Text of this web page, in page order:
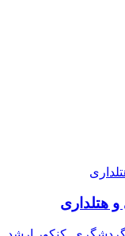
هتلداری